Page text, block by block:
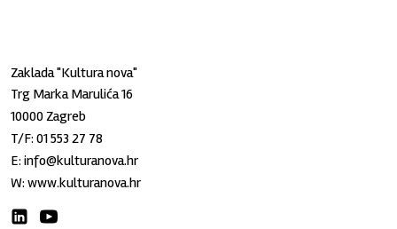
Zaklada "Kultura nova"
Trg Marka Marulića 16
10000 Zagreb
T/F:01 553 27 78
E:info@kulturanova.hr
W:www.kulturanova.hr